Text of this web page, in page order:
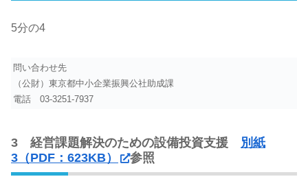
5分の4
問い合わせ先
（公財）東京都中小企業振興公社助成課
電話 03-3251-7937
3 経営課題解決のための設備投資支援 別紙
3（PDF：623KB）
参照